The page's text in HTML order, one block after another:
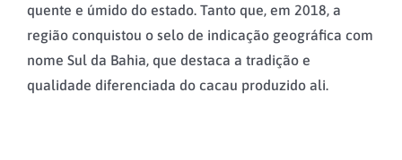
quente e úmido do estado. Tanto que, em 2018, a
região conquistou o selo de indicação geográfica com
nome Sul da Bahia, que destaca a tradição e
qualidade diferenciada do cacau produzido ali.